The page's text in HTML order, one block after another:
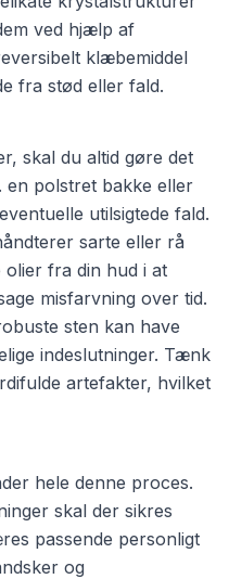
ved hjælp af
klæbemiddel
fra stød eller fald.
skal du altid gøre det
en polstret bakke eller
utilsigtede fald.
sarte eller rå
fra din hud i at
misfarvning over tid.
sten kan have
indeslutninger. Tænk
artefakter, hvilket
hele denne proces.
skal der sikres
passende personligt
og